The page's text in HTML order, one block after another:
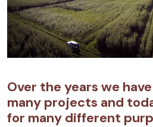
Over the years we
many projects and
for many different